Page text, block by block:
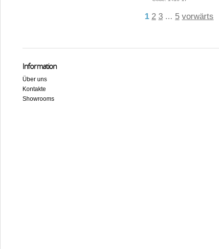
1 2 3 ... 5 vorwärts
Information
Über uns
Kontakte
Showrooms